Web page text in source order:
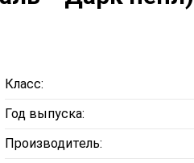
Класс:
Год выпуска:
Производитель: